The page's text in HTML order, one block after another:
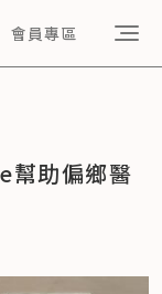
會員專區
幫助偏鄉醫